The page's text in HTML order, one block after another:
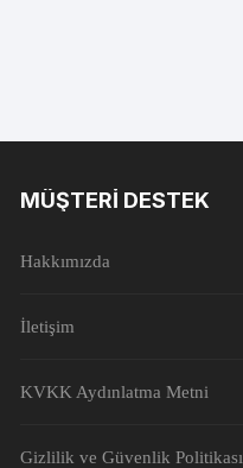
MÜŞTERI DESTEK
Hakkımızda
İletişim
KVKK Aydınlatma Metni
Gizlilik ve Güvenlik Politikası